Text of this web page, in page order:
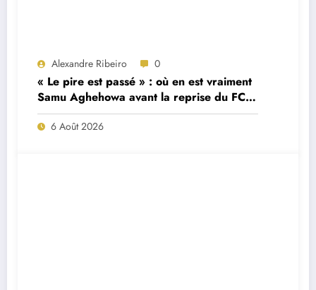
Alexandre Ribeiro 0
« Le pire est passé » : où en est vraiment
Samu Aghehowa avant la reprise du FC
Porto ?
6 Août 2026